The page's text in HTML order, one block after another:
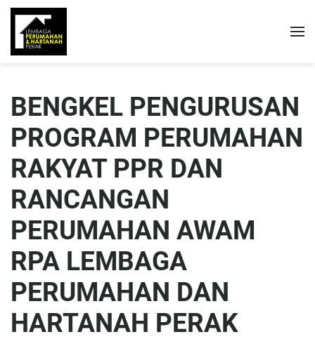
BENGKEL PENGURUSAN
PROGRAM PERUMAHAN
RAKYAT PPR DAN
RANCANGAN
PERUMAHAN AWAM
RPA LEMBAGA
PERUMAHAN DAN
HARTANAH PERAK